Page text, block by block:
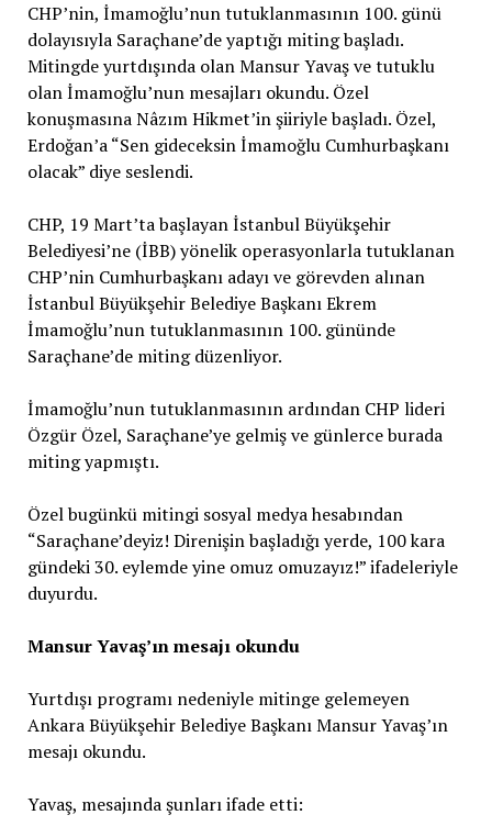
CHP’nin, İmamoğlu’nun tutuklanmasının 100. günü
dolayısıyla Saraçhane’de yaptığı miting başladı.
Mitingde yurtdışında olan Mansur Yavaş ve tutuklu
olan İmamoğlu’nun mesajları okundu. Özel
konuşmasına Nâzım Hikmet’in şiiriyle başladı. Özel,
Erdoğan’a “Sen gideceksin İmamoğlu Cumhurbaşkanı
olacak” diye seslendi.
CHP, 19 Mart’ta başlayan İstanbul Büyükşehir
Belediyesi’ne (İBB) yönelik operasyonlarla tutuklanan
CHP’nin Cumhurbaşkanı adayı ve görevden alınan
İstanbul Büyükşehir Belediye Başkanı Ekrem
İmamoğlu’nun tutuklanmasının 100. gününde
Saraçhane’de miting düzenliyor.
İmamoğlu’nun tutuklanmasının ardından CHP lideri
Özgür Özel, Saraçhane’ye gelmiş ve günlerce burada
miting yapmıştı.
Özel bugünkü mitingi sosyal medya hesabından
“Saraçhane’deyiz! Direnişin başladığı yerde, 100 kara
gündeki 30. eylemde yine omuz omuzayız!” ifadeleriyle
duyurdu.
Mansur Yavaş’ın mesajı okundu
Yurtdışı programı nedeniyle mitinge gelemeyen
Ankara Büyükşehir Belediye Başkanı Mansur Yavaş’ın
mesajı okundu.
Yavaş, mesajında şunları ifade etti: